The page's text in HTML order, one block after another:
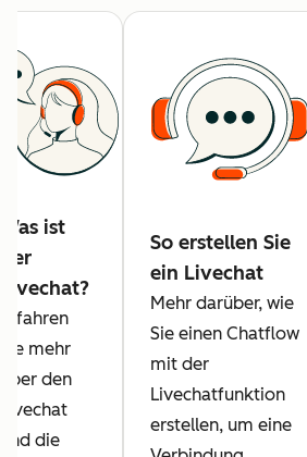
Was ist
der
Livechat?
Erfahren
Sie mehr
über den
Livechat
und die
So erstellen Sie
ein Livechat
Mehr darüber, wie
Sie einen Chatflow
mit der
Livechatfunktion
erstellen, um eine